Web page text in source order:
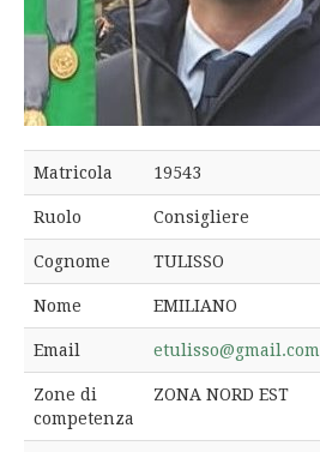
Matricola 19543
Ruolo Consigliere
Cognome TULISSO
Nome EMILIANO
Email etulisso@gmail.com
Zone di
competenza
ZONA NORD EST